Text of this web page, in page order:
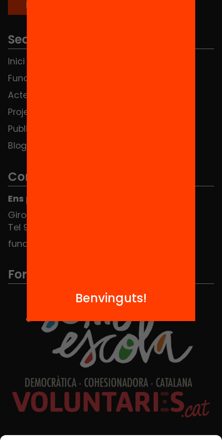
Seccions
Inici
Fundació
Actes
Projectes
Publicacions i vídeos
Blog
Contacte
Ens pots trobar al Hub Social
Girona 34, interior 08010 Barcelona
Tel 934 588 700
fundacio@equitat.org
Formem part de...
Benvinguts!